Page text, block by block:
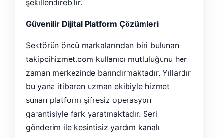
şekillendirebilir.
Güvenilir Dijital Platform Çözümleri
Sektörün öncü markalarından biri bulunan
takipcihizmet.com kullanıcı mutluluğunu her
zaman merkezinde barındırmaktadır. Yıllardır
bu yana itibaren uzman ekibiyle hizmet
sunan platform şifresiz operasyon
garantisiyle fark yaratmaktadır. Seri
gönderim ile kesintisiz yardım kanalı